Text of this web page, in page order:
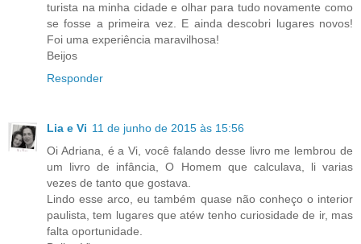
turista na minha cidade e olhar para tudo novamente como
se fosse a primeira vez. E ainda descobri lugares novos!
Foi uma experiência maravilhosa!
Beijos
Responder
Lia e Vi 11 de junho de 2015 às 15:56
Oi Adriana, é a Vi, você falando desse livro me lembrou de
um livro de infância, O Homem que calculava, li varias
vezes de tanto que gostava.
Lindo esse arco, eu também quase não conheço o interior
paulista, tem lugares que atéw tenho curiosidade de ir, mas
falta oportunidade.